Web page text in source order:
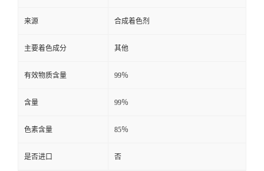
来源 合成着色剂
主要着色成分 其他
有效物质含量 99％
含量 99％
色素含量 85％
是否进口 否